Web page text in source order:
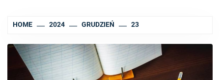
HOME 2024 GRUDZIEŃ 23